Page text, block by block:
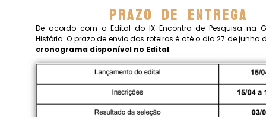
Prazo De Entrega
De acordo com o Edital do IX Encontro de Pesquisa na
História. O prazo de envio dos roteiros é até o dia 27 de junho
cronograma disponível no Edital: